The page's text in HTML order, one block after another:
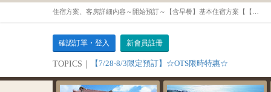
確認訂單・登入 新會員註冊
TOPICS｜ 【7/28-8/3限定預訂】☆OTS限時特惠☆